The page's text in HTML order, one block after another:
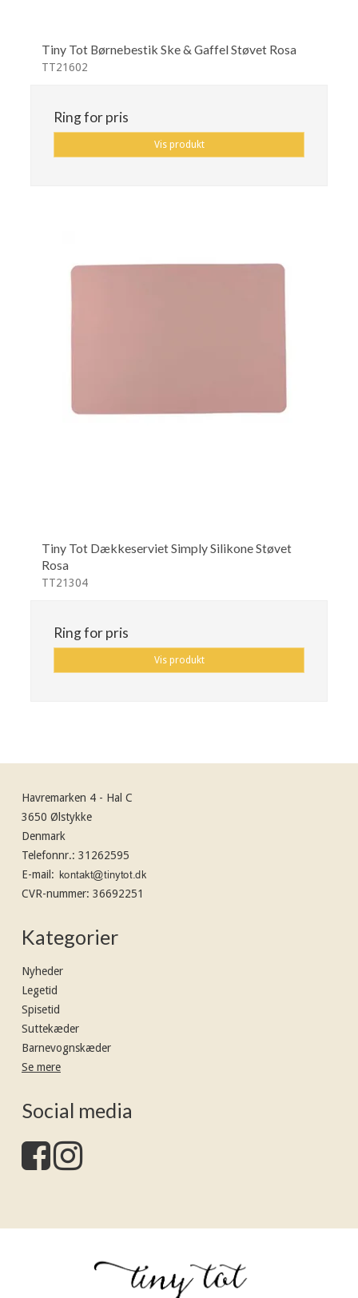
Tiny Tot Børnebestik Ske & Gaffel Støvet Rosa
TT21602
Ring for pris
Vis produkt
Tiny Tot Dækkeserviet Simply Silikone Støvet
Rosa
TT21304
Ring for pris
Vis produkt
Havremarken 4 - Hal C
3650 Ølstykke
Denmark
Telefonnr.: 31262595
E-mail :
CVR-nummer: 36692251
Kategorier
Nyheder
Legetid
Spisetid
Suttekæder
Barnevognskæder
Se mere
Social media